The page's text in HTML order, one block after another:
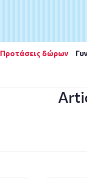
Προτάσεις δώρων